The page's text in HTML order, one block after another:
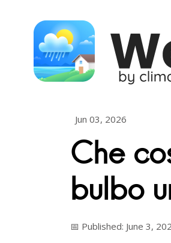
Jun 03, 2026
Che
bulbo
📅 Published: June 3,